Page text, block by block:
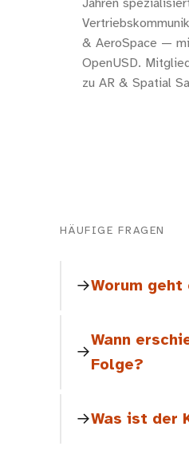
Jahren
& AeroSpace —
OpenUSD.
zu AR & Spatial
HÄUFIGE FRAGEN
Worum geht
Wann
Folge?
Was ist der